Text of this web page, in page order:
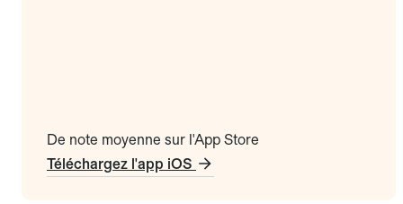
De note moyenne sur l'App Store
Téléchargez l'app iOS